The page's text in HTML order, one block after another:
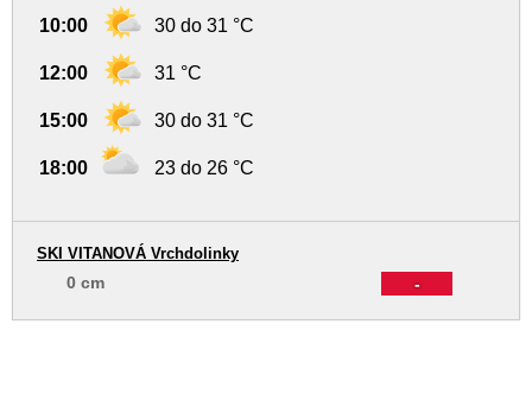
10:00 30 do 31 °C
12:00 31 °C
15:00 30 do 31 °C
18:00 23 do 26 °C
-
SKI VITANOVÁ Vrchdolinky
0 cm